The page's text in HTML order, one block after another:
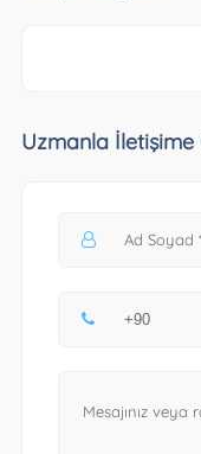
Uzmanla İletişime